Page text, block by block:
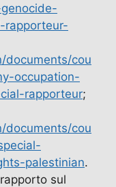
rapporteur-
documents/cou
occupation-
rapporteur;
documents/cou
palestinian.
sul